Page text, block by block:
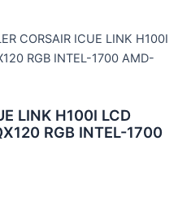
CORSAIR ICUE LINK H100I
RGB INTEL-1700 AMD-
LINK H100I LCD
RGB INTEL-1700